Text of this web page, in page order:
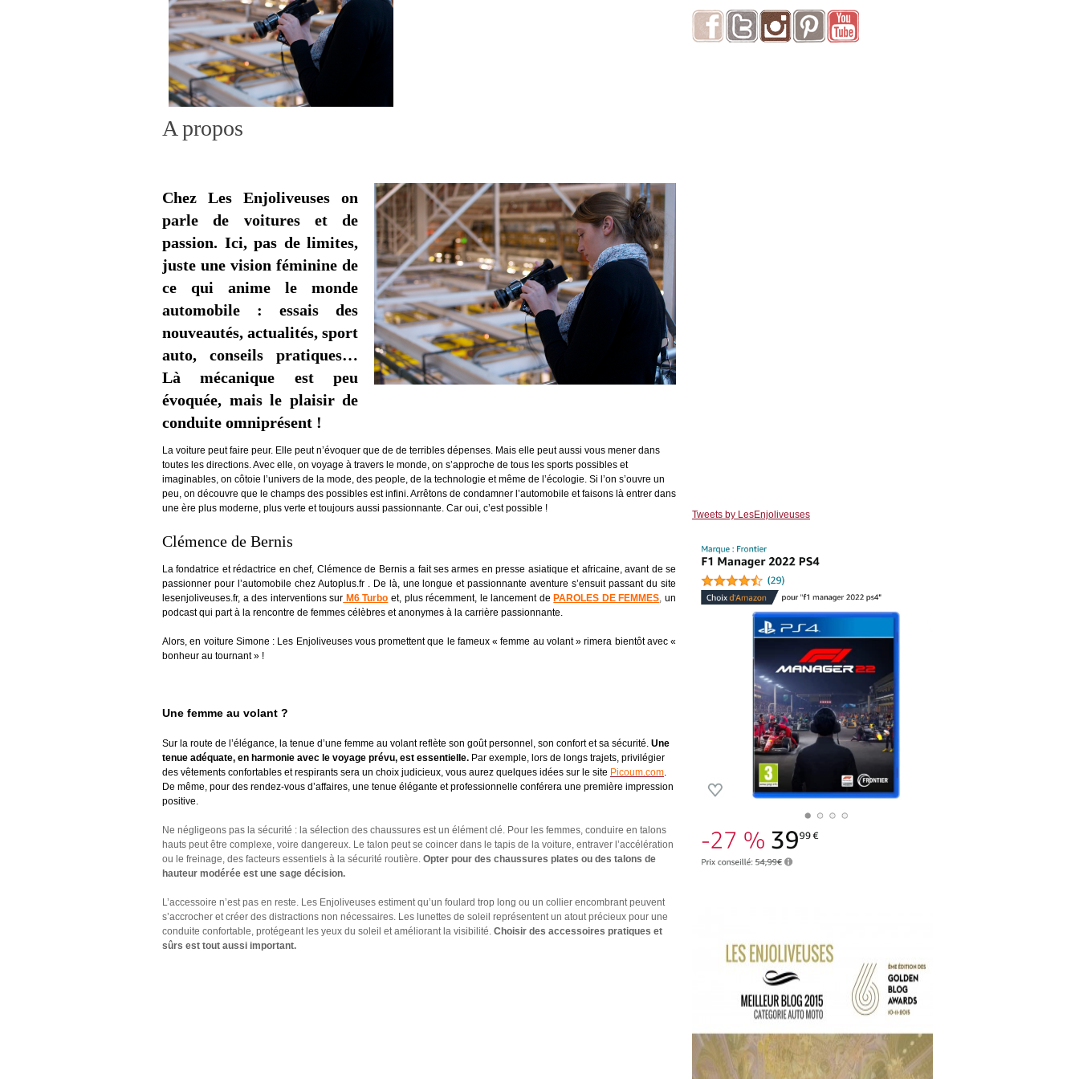
Tweets by LesEnjoliveuses
A propos
Chez Les Enjoliveuses on
parle de voitures et de
passion. Ici, pas de limites,
juste une vision féminine de
ce qui anime le monde
automobile : essais des
nouveautés, actualités, sport
auto, conseils pratiques…
Là mécanique est peu
évoquée, mais le plaisir de
conduite omniprésent !
La voiture peut faire peur. Elle peut n’évoquer que de de terribles dépenses. Mais elle peut aussi vous mener dans
toutes les directions. Avec elle, on voyage à travers le monde, on s’approche de tous les sports possibles et
imaginables, on côtoie l’univers de la mode, des people, de la technologie et même de l’écologie. Si l’on s’ouvre un
peu, on découvre que le champs des possibles est infini. Arrêtons de condamner l’automobile et faisons là entrer dans
une ère plus moderne, plus verte et toujours aussi passionnante. Car oui, c’est possible !
Clémence de Bernis
La fondatrice et rédactrice en chef, Clémence de Bernis a fait ses armes en presse asiatique et africaine, avant de se
passionner pour l’automobile chez Autoplus.fr . De là, une longue et passionnante aventure s’ensuit passant du site
lesenjoliveuses.fr, a des interventions sur M6 Turbo et, plus récemment, le lancement de PAROLES DE FEMMES, un
podcast qui part à la rencontre de femmes célèbres et anonymes à la carrière passionnante.
Alors, en voiture Simone : Les Enjoliveuses vous promettent que le fameux « femme au volant » rimera bientôt avec «
bonheur au tournant » !
Une femme au volant ?
Sur la route de l’élégance, la tenue d’une femme au volant reflète son goût personnel, son confort et sa sécurité. Une
tenue adéquate, en harmonie avec le voyage prévu, est essentielle. Par exemple, lors de longs trajets, privilégier
des vêtements confortables et respirants sera un choix judicieux, vous aurez quelques idées sur le site Picoum.com.
De même, pour des rendez-vous d’affaires, une tenue élégante et professionnelle conférera une première impression
positive.
Ne négligeons pas la sécurité : la sélection des chaussures est un élément clé. Pour les femmes, conduire en talons
hauts peut être complexe, voire dangereux. Le talon peut se coincer dans le tapis de la voiture, entraver l’accélération
ou le freinage, des facteurs essentiels à la sécurité routière. Opter pour des chaussures plates ou des talons de
hauteur modérée est une sage décision.
L’accessoire n’est pas en reste. Les Enjoliveuses estiment qu’un foulard trop long ou un collier encombrant peuvent
s’accrocher et créer des distractions non nécessaires. Les lunettes de soleil représentent un atout précieux pour une
conduite confortable, protégeant les yeux du soleil et améliorant la visibilité. Choisir des accessoires pratiques et
sûrs est tout aussi important.